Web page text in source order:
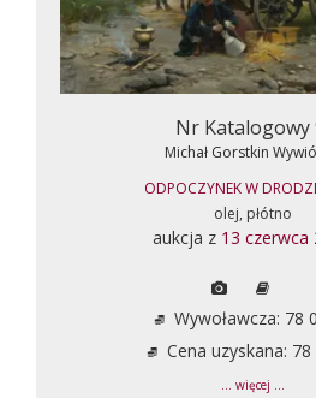
Nr Katalogowy
Michał Gorstkin
ODPOCZYNEK W
olej, płótno
aukcja z 13 czerwca
Wywoławcza: 78
Cena uzyskana: 78
... więcej ...